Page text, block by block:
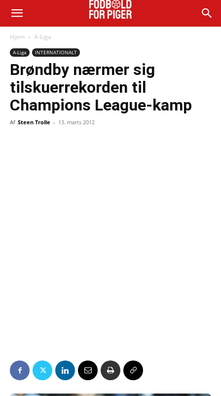
Hjem A-Liga
A-Liga INTERNATIONALT
Brøndby nærmer sig
tilskuerrekorden til
Champions League-kamp
Af Steen Trolle - 13. marts 2012